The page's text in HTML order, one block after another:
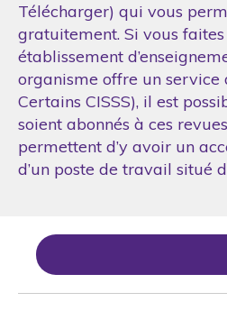
Télécharger) qui vous
gratuitement. Si vous
établissement
organisme offre un service
Certains CISSS), il est
soient abonnés à ces
permettent d’y avoir un
d’un poste de travail situé